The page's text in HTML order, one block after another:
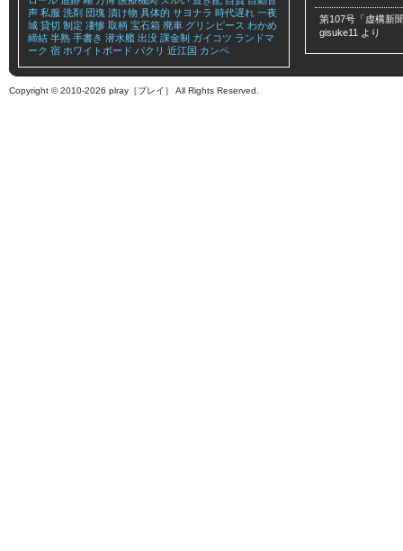
声 私服 洗剤 団塊 漬け物 具体的 サヨナラ 時代遅れ 一夜
城 貸切 制定 凄惨 取柄 宝石箱 廃車 グリンピース わかめ
締結 半熟 手書き 潜水艦 出没 課金制 ガイコツ ランドマ
ーク 宿 ホワイトボード パクリ 近江国 カンペ
第107号「虚構新
gisuke11 より
Copyright © 2010-2026 plray［プレイ］ All Rights Reserved.